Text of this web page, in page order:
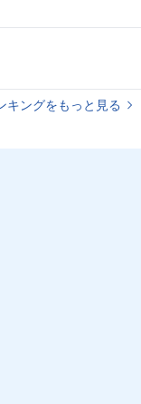
キングをもっと見る